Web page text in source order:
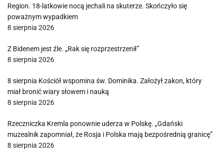
Region. 18-latkowie nocą jechali na skuterze. Skończyło się
poważnym wypadkiem
8 sierpnia 2026
Z Bidenem jest źle. „Rak się rozprzestrzenił”
8 sierpnia 2026
8 sierpnia Kościół wspomina św. Dominika. Założył zakon, który
miał bronić wiary słowem i nauką
8 sierpnia 2026
Rzeczniczka Kremla ponownie uderza w Polskę. „Gdański
muzealnik zapomniał, że Rosja i Polska mają bezpośrednią granicę”
8 sierpnia 2026